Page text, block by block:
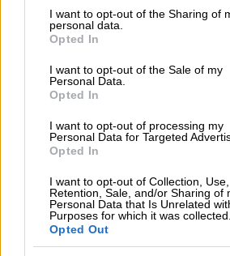
not limited to your visit or usage
grant or deny consent to Google and its
use your data for below specified
consent section.
I want to opt-out of the Sharing of
personal data.
Opted In
I want to opt-out of the Sale of my
Personal Data.
Opted In
I want to opt-out of processing my
Personal Data for Targeted
Opted In
I want to opt-out of Collection, Use,
Retention, Sale, and/or Sharing of
Personal Data that Is Unrelated
Purposes for which it was collected.
Opted Out
για στρατιωτική
θέση μας παραμένει
Πολιτική 04.03.2026 22:42
πληροφορία - Tα
αφορούσαν τη Σούδα
Τι λένε τα αμερικανικά